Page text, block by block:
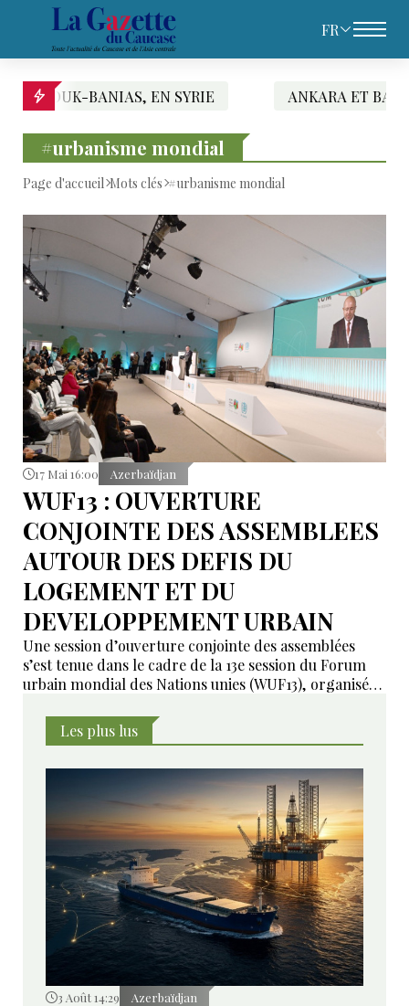
FR
BANIAS, EN SYRIE ANKARA ET BAGDAD
#urbanisme mondial
Page d'accueil Mots clés #urbanisme mondial
17 Mai 16:00 Azerbaïdjan
WUF13 : OUVERTURE
CONJOINTE DES ASSEMBLEES
AUTOUR DES DEFIS DU
LOGEMENT ET DU
DEVELOPPEMENT URBAIN
Une session d’ouverture conjointe des assemblées
s’est tenue dans le cadre de la 13e session du Forum
urbain mondial des Nations unies (WUF13), organisée
Les plus lus
3 Août 14:29 Azerbaïdjan